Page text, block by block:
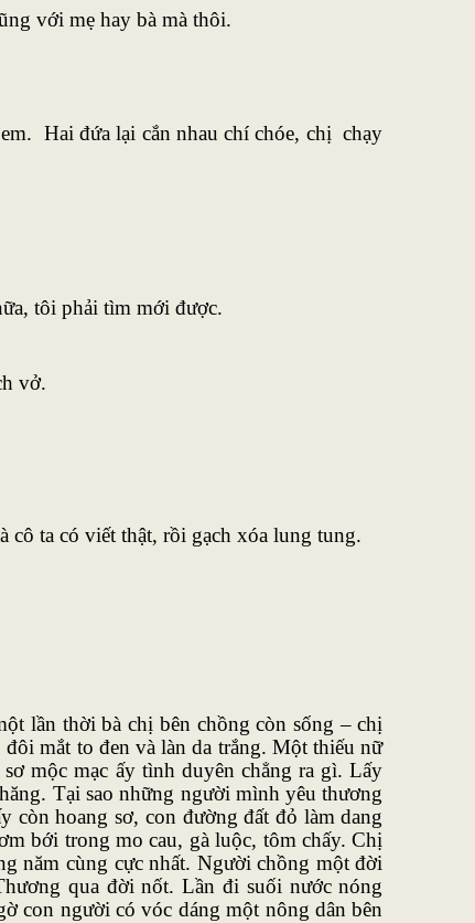
với mẹ hay bà mà thôi.
Hai đứa lại cắn nhau chí chóe, chị chạy
tôi phải tìm mới được.
vở.
ta có viết thật, rồi gạch xóa lung tung.
lần thời bà chị bên chồng còn sống – chị
mắt to đen và làn da trắng. Một thiếu nữ
mộc mạc ấy tình duyên chẳng ra gì. Lấy
Tại sao những người mình yêu thương
hoang sơ, con đường đất đỏ làm dang
bới trong mo cau, gà luộc, tôm chấy. Chị
năm cùng cực nhất. Người chồng một đời
qua đời nốt. Lần đi suối nước nóng
con người có vóc dáng một nông dân bên